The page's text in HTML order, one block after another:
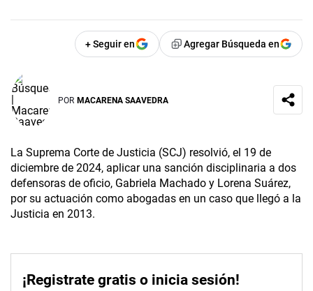
+ Seguir en Agregar Búsqueda en
POR MACARENA SAAVEDRA
La Suprema Corte de Justicia (SCJ) resolvió, el 19 de
diciembre de 2024, aplicar una sanción disciplinaria a dos
defensoras de oficio, Gabriela Machado y Lorena Suárez,
por su actuación como abogadas en un caso que llegó a la
Justicia en 2013.
¡Registrate gratis o inicia sesión!